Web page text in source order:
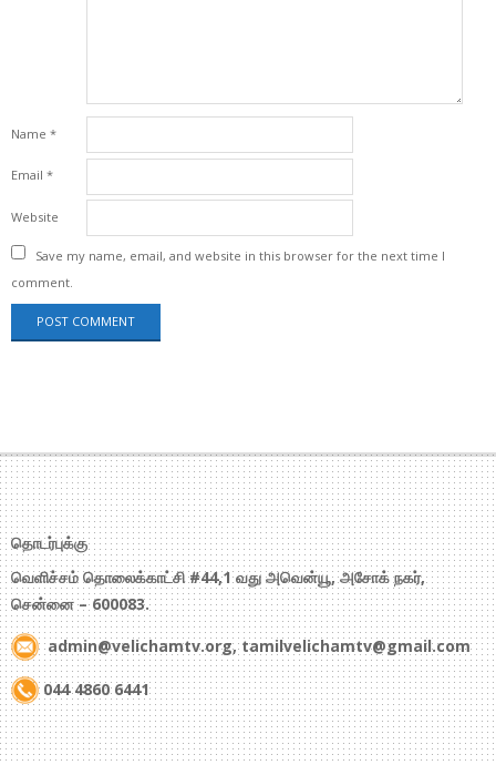
Name *
Email *
Website
Save my name, email, and website in this browser for the next time I
comment.
தொடர்புக்கு
வெளிச்சம் தொலைக்காட்சி #44,1 வது அவென்யூ, அசோக் நகர்,
சென்னை – 600083.
admin@velichamtv.org, tamilvelichamtv@gmail.com
044 4860 6441